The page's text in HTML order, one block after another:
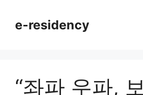
contente-residency
“좌파 우파,